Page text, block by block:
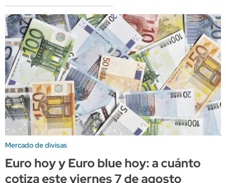
Mercado de divisas
Euro hoy y Euro blue hoy: a cuánto
cotiza este viernes 7 de agosto